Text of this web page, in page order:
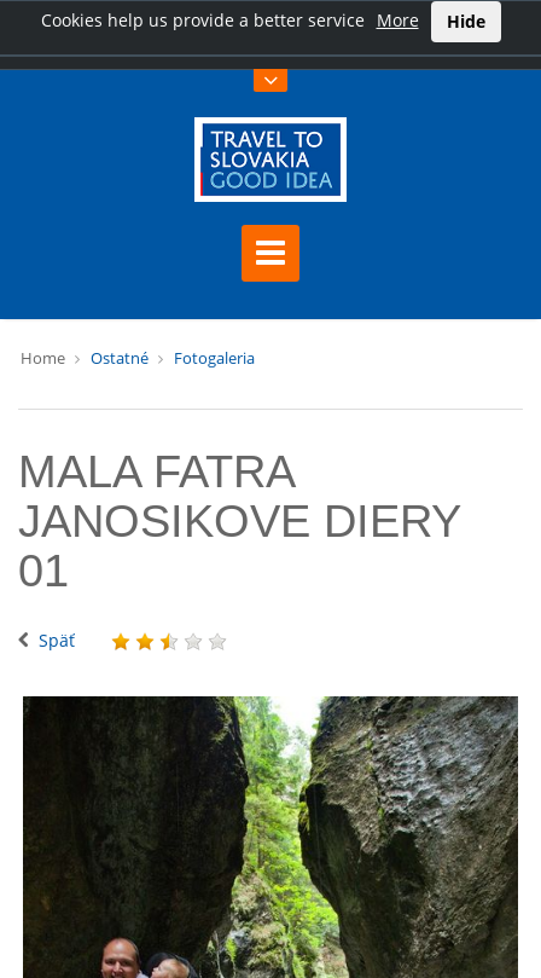
Cookies help us provide a better service More Hide
Home Ostatné Fotogaleria
MALA FATRA
JANOSIKOVE DIERY
01
Späť